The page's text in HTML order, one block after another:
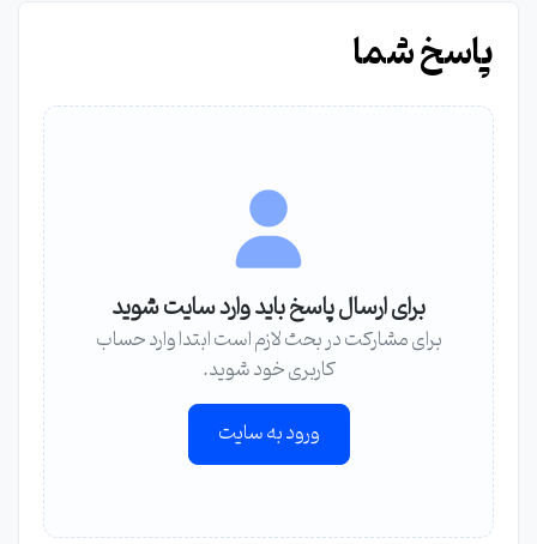
پاسخ شما
برای ارسال پاسخ باید وارد سایت شوید
برای مشارکت در بحث لازم است ابتدا وارد حساب
کاربری خود شوید.
ورود به سایت